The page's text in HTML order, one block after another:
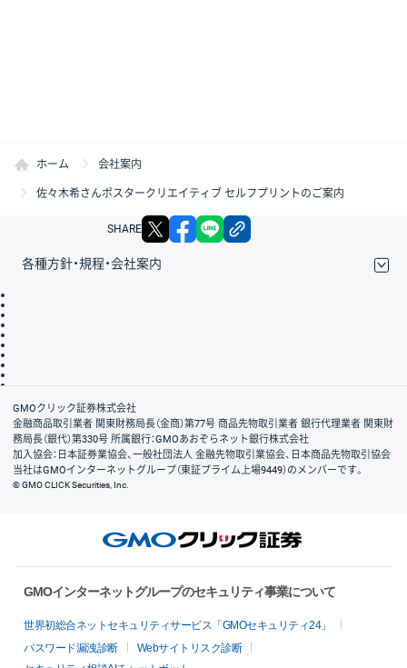
ホーム 会社案内
佐々木希さんポスタークリエイティブ セルフプリントのご案内
SHARE X facebook
各種方針・規程・会社案内
会社案内
GMOクリック証券株式会社
金融商品取引業者 関東財務局長（金商）第77号 商品先物取引業者 銀行代理業者 関東財
務局長（銀代）第330号 所属銀行：GMOあおぞらネット銀行株式会社
加入協会：日本証券業協会、一般社団法人 金融先物取引業協会、日本商品先物取引協会
当社はGMOインターネットグループ（東証プライム上場9449）のメンバーです。
© GMO CLICK Securities, Inc.
GMOインターネットグループのセキュリティ事業について
世界初総合ネットセキュリティサービス「GMOセキュリティ24」
パスワード漏洩診断
Webサイトリスク診断